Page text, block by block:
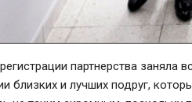
партнерства заняла
близких и лучших подруг,